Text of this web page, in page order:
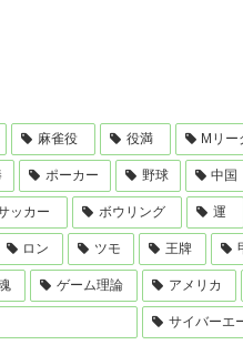
麻雀役 役満 Mリー
ポーカー 野球 中国
ッカー ボウリング 運
ロン ツモ 王牌
ゲーム理論 アメリカ
サイバーエ